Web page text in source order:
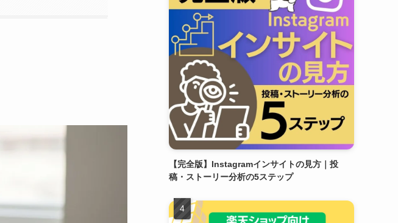
【完全版】Instagramインサイトの見方｜投
稿・ストーリー分析の5ステップ